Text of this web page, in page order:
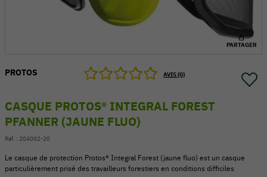
PARTAGER
PROTOS AVIS (0)
CASQUE PROTOS® INTEGRAL FOREST
PFANNER (JAUNE FLUO)
Réf. : 204002-20
Le casque de protection Protos® Integral Forest (jaune fluo) est un casque
particulièrement prisé des travailleurs forestiers en conditions difficiles